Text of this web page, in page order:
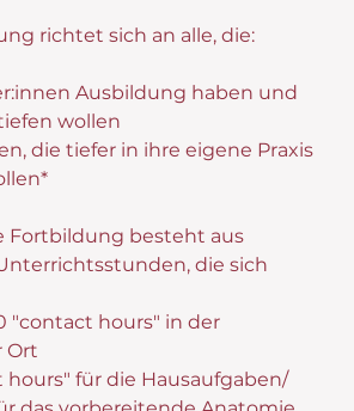
richtet sich an alle, die:
Ausbildung haben und
wollen
die tiefer in ihre eigene Praxis
Fortbildung besteht aus
die sich
"contact hours" in der
Ort
für die Hausaufgaben/